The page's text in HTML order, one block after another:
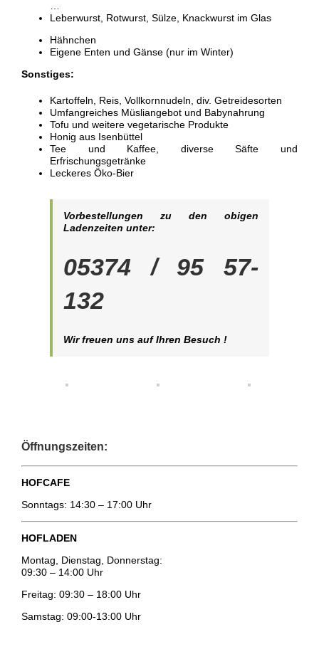
Leberwurst, Rotwurst, Sülze, Knackwurst im Glas
Hähnchen
Eigene Enten und Gänse (nur im Winter)
Sonstiges:
Kartoffeln, Reis, Vollkornnudeln, div. Getreidesorten
Umfangreiches Müsliangebot und Babynahrung
Tofu und weitere vegetarische Produkte
Honig aus Isenbüttel
Tee und Kaffee, diverse Säfte und
Erfrischungsgetränke
Leckeres Öko-Bier
Vorbestellungen zu den obigen
Ladenzeiten unter:
05374 / 95 57-
132
Wir freuen uns auf Ihren Besuch !
Öffnungszeiten:
HOFCAFE
Sonntags: 14:30 – 17:00 Uhr
HOFLADEN
Montag, Dienstag, Donnerstag:
09:30 – 14:00 Uhr
Freitag: 09:30 – 18:00 Uhr
Samstag: 09:00-13:00 Uhr